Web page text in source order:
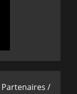
Partenaires /